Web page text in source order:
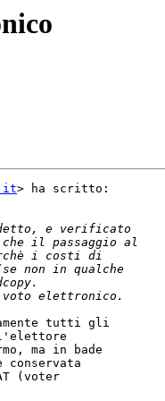
> ha scritto:
tutti gli
l'elettore
ma in bade
conservata
(voter